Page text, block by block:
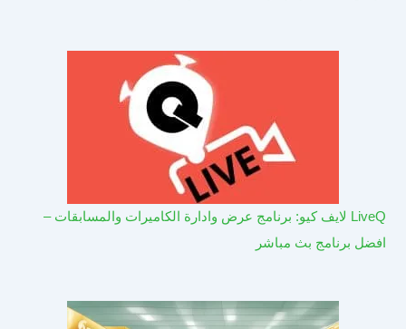
LiveQ لايف كيو: برنامج عرض وادارة الكاميرات والمسابقات –
افضل برنامج بث مباشر